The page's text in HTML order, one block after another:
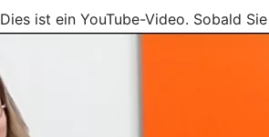
Dies ist ein YouTube-Video. Sobald